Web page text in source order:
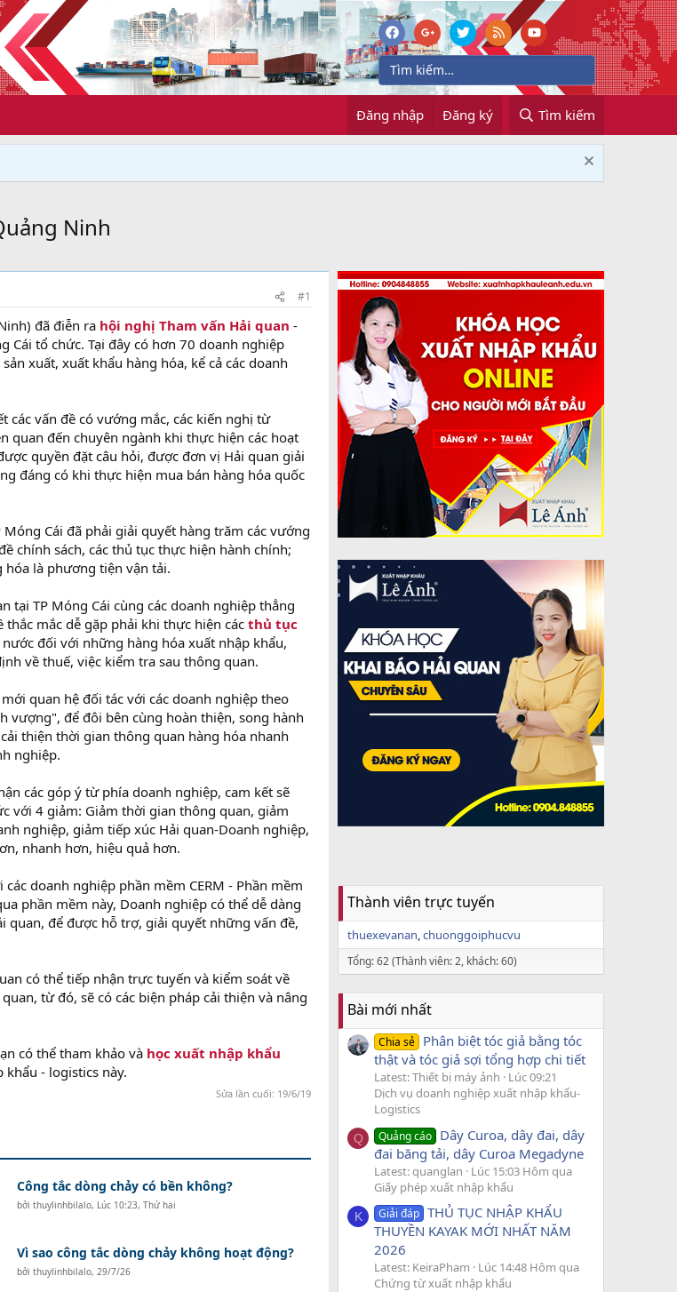
Đăng nhập Đăng ký Tìm kiếm
Ninh
#1
đã điễn ra hội nghị Tham vấn Hải quan -
Cái tổ chức. Tại đây có hơn 70 doanh nghiệp
xuất, xuất khẩu hàng hóa, kể cả các doanh
vấn đề có vướng mắc, các kiến nghị từ
quan đến chuyên ngành khi thực hiện các hoạt
quyền đặt câu hỏi, được đơn vị Hải quan giải
đáng có khi thực hiện mua bán hàng hóa quốc
Cái đã phải giải quyết hàng trăm các vướng
chính sách, các thủ tục thực hiện hành chính;
hóa là phương tiện vận tải.
tại TP Móng Cái cùng các doanh nghiệp thẳng
mắc dễ gặp phải khi thực hiện các thủ tục
đối với những hàng hóa xuất nhập khẩu,
về thuế, việc kiểm tra sau thông quan.
quan hệ đối tác với các doanh nghiệp theo
vượng", để đôi bên cùng hoàn thiện, song hành
thiện thời gian thông quan hàng hóa nhanh
nghiệp.
các góp ý từ phía doanh nghiệp, cam kết sẽ
với 4 giảm: Giảm thời gian thông quan, giảm
nghiệp, giảm tiếp xúc Hải quan-Doanh nghiệp,
nhanh hơn, hiệu quả hơn.
doanh nghiệp phần mềm CERM - Phần mềm
phần mềm này, Doanh nghiệp có thể dễ dàng
quan, để được hỗ trợ, giải quyết những vấn đề,
có thể tiếp nhận trực tuyến và kiểm soát về
từ đó, sẽ có các biện pháp cải thiện và nâng
có thể tham khảo và học xuất nhập khẩu
- logistics này.
Sửa lần cuối: 19/6/19
Công tắc dòng chảy có bền không?
bởi thuylinhbilalo, Lúc 10:23, Thứ hai
Vì sao công tắc dòng chảy không hoạt động?
bởi thuylinhbilalo, 29/7/26
Thành viên trực tuyến
thuexevanan chuonggoiphucvu
Tổng: 62 (Thành viên: 2, khách: 60)
Bài mới nhất
Chia sẻ Phân biệt tóc giả bằng tóc
thật và tóc giả sợi tổng hợp chi tiết
Latest: Thiết bị máy ảnh
Lúc 09:21
Dịch vụ doanh nghiệp xuất nhập khẩu-
Logistics
Q Quảng cáo Dây Curoa, dây đai, dây
đai băng tải, dây Curoa Megadyne
Latest: quanglan
Lúc 15:03 Hôm qua
Giấy phép xuất nhập khẩu
K Giải đáp THỦ TỤC NHẬP KHẨU
THUYỀN KAYAK MỚI NHẤT NĂM
2026
Latest: KeiraPham
Lúc 14:48 Hôm qua
Chứng từ xuất nhập khẩu